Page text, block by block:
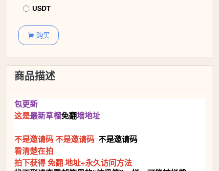
USDT
 购买
商品描述
包更新
这是最新草榴免翻墙地址
不是邀请码不是邀请码 不是邀请码
看清楚在拍
拍下获得 免翻 地址+永久访问方法